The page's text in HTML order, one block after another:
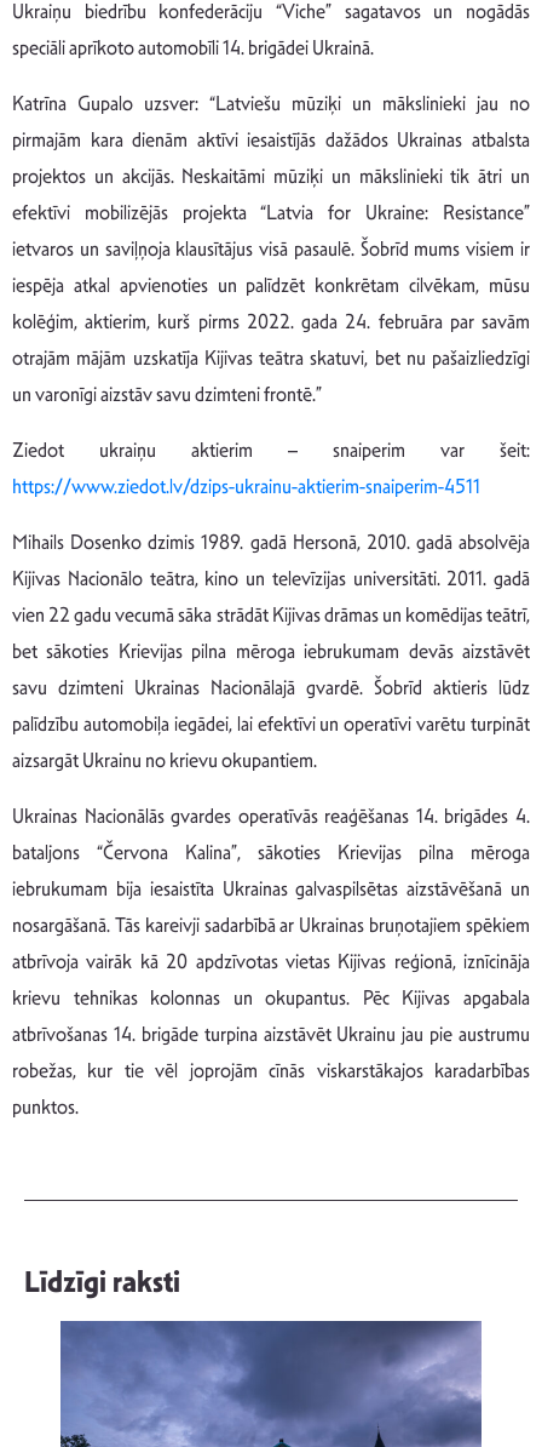
Ukraiņu biedrību konfederāciju “Viche” sagatavos un nogādās
speciāli aprīkoto automobīli 14. brigādei Ukrainā.
Katrīna Gupalo uzsver: “Latviešu mūziķi un mākslinieki jau no
pirmajām kara dienām aktīvi iesaistījās dažādos Ukrainas atbalsta
projektos un akcijās. Neskaitāmi mūziķi un mākslinieki tik ātri un
efektīvi mobilizējās projekta “Latvia for Ukraine: Resistance”
ietvaros un saviļņoja klausītājus visā pasaulē. Šobrīd mums visiem ir
iespēja atkal apvienoties un palīdzēt konkrētam cilvēkam, mūsu
kolēģim, aktierim, kurš pirms 2022. gada 24. februāra par savām
otrajām mājām uzskatīja Kijivas teātra skatuvi, bet nu pašaizliedzīgi
un varonīgi aizstāv savu dzimteni frontē.”
Ziedot ukraiņu aktierim – snaiperim var šeit:
https://www.ziedot.lv/dzips-ukrainu-aktierim-snaiperim-4511
Mihails Dosenko dzimis 1989. gadā Hersonā, 2010. gadā absolvēja
Kijivas Nacionālo teātra, kino un televīzijas universitāti. 2011. gadā
vien 22 gadu vecumā sāka strādāt Kijivas drāmas un komēdijas teātrī,
bet sākoties Krievijas pilna mēroga iebrukumam devās aizstāvēt
savu dzimteni Ukrainas Nacionālajā gvardē. Šobrīd aktieris lūdz
palīdzību automobiļa iegādei, lai efektīvi un operatīvi varētu turpināt
aizsargāt Ukrainu no krievu okupantiem.
Ukrainas Nacionālās gvardes operatīvās reaģēšanas 14. brigādes 4.
bataljons “Červona Kalina”, sākoties Krievijas pilna mēroga
iebrukumam bija iesaistīta Ukrainas galvaspilsētas aizstāvēšanā un
nosargāšanā. Tās kareivji sadarbībā ar Ukrainas bruņotajiem spēkiem
atbrīvoja vairāk kā 20 apdzīvotas vietas Kijivas reģionā, iznīcināja
krievu tehnikas kolonnas un okupantus. Pēc Kijivas apgabala
atbrīvošanas 14. brigāde turpina aizstāvēt Ukrainu jau pie austrumu
robežas, kur tie vēl joprojām cīnās viskarstākajos karadarbības
punktos.
Līdzīgi raksti